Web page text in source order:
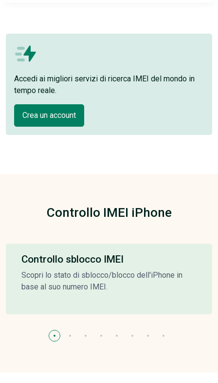
Accedi ai migliori servizi di ricerca IMEI del mondo in
tempo reale.
Crea un account
Controllo IMEI iPhone
Controllo sblocco IMEI
Scopri lo stato di sblocco/blocco dell'iPhone in
base al suo numero IMEI.